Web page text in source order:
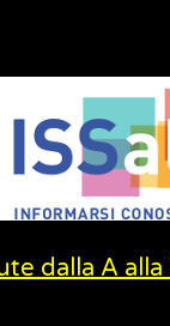
dalla A alla